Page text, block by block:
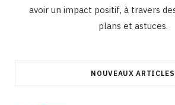
avoir un impact positif, à travers
plans et astuces.
NOUVEAUX ARTICLES